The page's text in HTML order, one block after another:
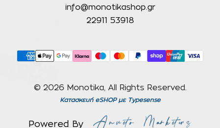
info@monotikashop.gr
22911 53918
© 2026 Monotika, All Rights Reserved.
Κατασκευή eSHOPμε Typesense
Powered By